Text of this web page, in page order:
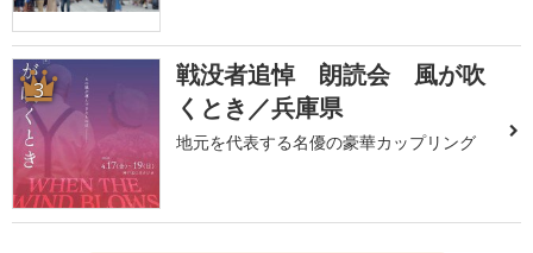
3
戦没者追悼 朗読会 風が吹
くとき／兵庫県
地元を代表する名優の豪華カップリング